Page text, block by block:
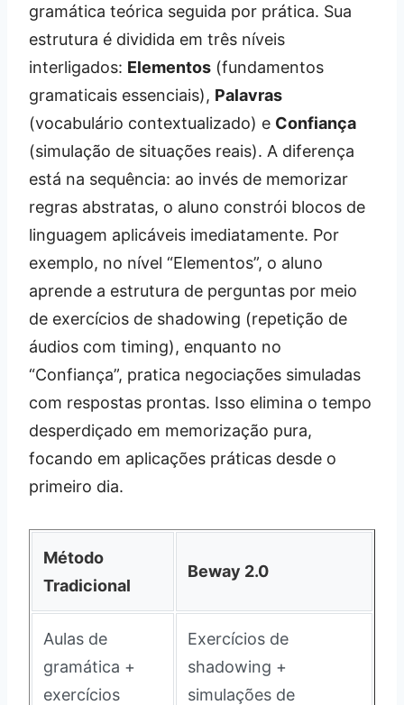
gramática teórica seguida por prática. Sua
estrutura é dividida em três níveis
interligados: Elementos (fundamentos
gramaticais essenciais), Palavras
(vocabulário contextualizado) e Confiança
(simulação de situações reais). A diferença
está na sequência: ao invés de memorizar
regras abstratas, o aluno constrói blocos de
linguagem aplicáveis imediatamente. Por
exemplo, no nível “Elementos”, o aluno
aprende a estrutura de perguntas por meio
de exercícios de shadowing (repetição de
áudios com timing), enquanto no
“Confiança”, pratica negociações simuladas
com respostas prontas. Isso elimina o tempo
desperdiçado em memorização pura,
focando em aplicações práticas desde o
primeiro dia.
Método
Tradicional
Beway 2.0
Aulas de
gramática +
exercícios
Exercícios de
shadowing +
simulações de